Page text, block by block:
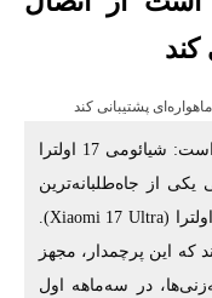
کند
قابلیت ارتباط ماهواره‌ای مستقیم در راه است: شیائومی 17 اولترا
از جاه‌طلبانه‌ترین
گوشی‌های تاریخ خود است: شیائومی ۱۷ اولترا (Xiaomi 17 Ultra).
که این پرچمدار، مجهز
در سه‌ماهه اول